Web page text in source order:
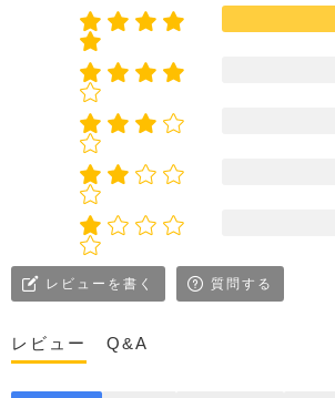
レビューを書く 質問する
レビュー Q&A